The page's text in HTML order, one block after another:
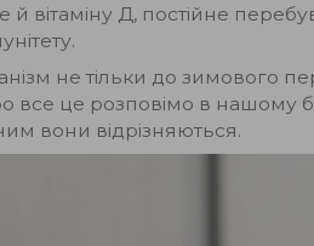
й вітаміну Д, постійне
не тільки до зимового
все це розповімо в нашому
вони відрізняються.